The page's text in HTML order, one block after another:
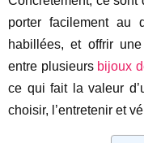
porter facilement au
habillées, et offrir
entre plusieurs bijoux
ce qui fait la valeur
choisir, l’entretenir et